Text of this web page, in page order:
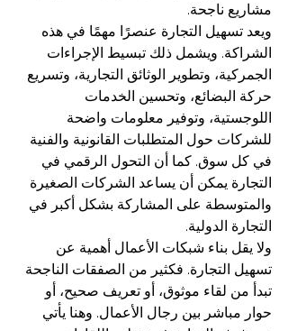
مشاريع ناجحة.
ويعد تسهيل التجارة عنصرًا مهمًا في هذه
الشراكة. ويشمل ذلك تبسيط الإجراءات
الجمركية، وتطوير الوثائق التجارية، وتسريع
حركة البضائع، وتحسين الخدمات
اللوجستية، وتوفير معلومات واضحة
للشركات حول المتطلبات القانونية والفنية
في كل سوق. كما أن التحول الرقمي في
التجارة يمكن أن يساعد الشركات الصغيرة
والمتوسطة على المشاركة بشكل أكبر في
التجارة الدولية.
ولا يقل بناء شبكات الأعمال أهمية عن
تسهيل التجارة. فكثير من الصفقات الناجحة
تبدأ من لقاء موثوق، أو تعريف صحيح، أو
حوار مباشر بين رجال الأعمال. وهنا يأتي